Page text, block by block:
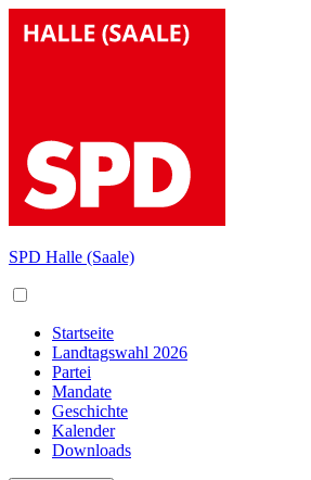
SPD Halle (Saale)
Startseite
Landtagswahl 2026
Partei
Mandate
Geschichte
Kalender
Downloads